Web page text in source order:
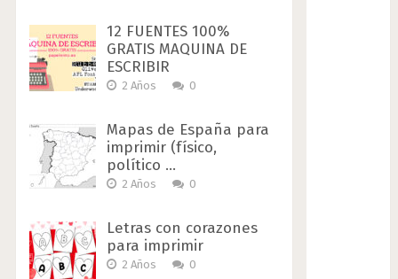
12 FUENTES 100%
GRATIS MAQUINA DE
ESCRIBIR
2 Años 0
Mapas de España para
imprimir (físico,
político …
2 Años 0
Letras con corazones
para imprimir
2 Años 0